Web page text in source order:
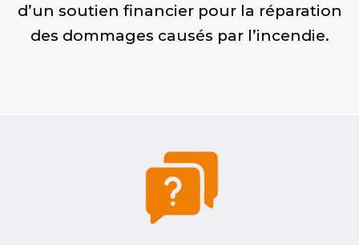
d’un soutien financier pour la réparation
des dommages causés par l’incendie.